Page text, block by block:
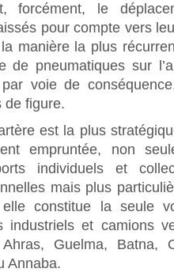
forcément, le
pour compte vers
manière la plus
de pneumatiques sur
voie de
de figure.
est la plus
empruntée, non
individuels et
mais plus
constitue la seule
industriels et camions
Guelma, Batna,
Annaba.